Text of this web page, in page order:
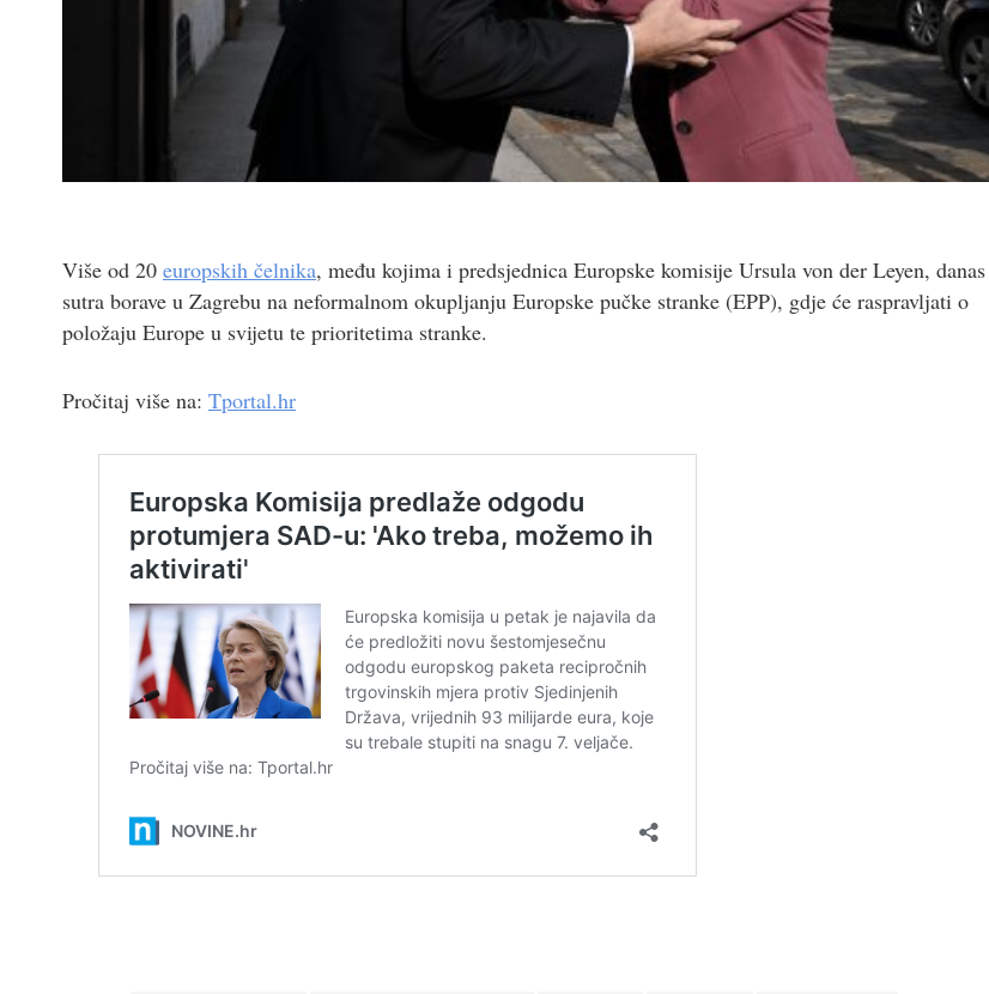
Više od 20 europskih čelnika, među kojima i predsjednica Europske komisije Ursula von der Leyen,
sutra borave u Zagrebu na neformalnom okupljanju Europske pučke stranke (EPP), gdje će raspravljati o
položaju Europe u svijetu te prioritetima stranke.
Pročitaj više na: Tportal.hr